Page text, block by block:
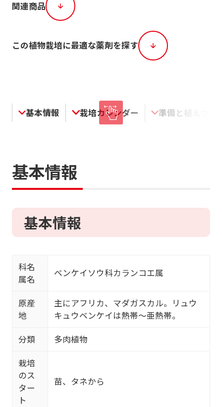
関連商品
この植物栽培に最適な薬剤を探す
基本情報 栽培カレンダー 準備と植えつけ
基本情報
基本情報
科名
属名
ベンケイソウ科カランコエ属
原産
地
主にアフリカ、マダガスカル。リュウ
キュウベンケイは熱帯～亜熱帯。
分類
多肉植物
栽培
のス
ター
ト
苗、タネから